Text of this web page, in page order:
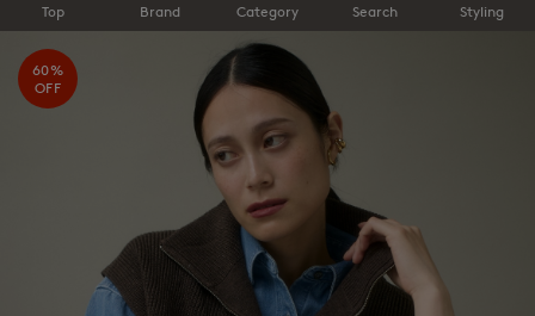
Top Brand Category Search Styling
60%
OFF